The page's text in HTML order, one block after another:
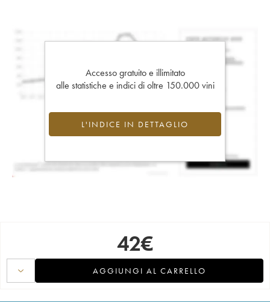
Accesso gratuito e illimitato
alle statistiche e indici di oltre 150.000 vini
L'INDICE IN DETTAGLIO
42€
AGGIUNGI AL CARRELLO